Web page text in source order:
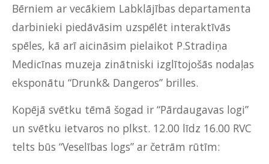
Bērniem ar vecākiem Labklājības departamenta
darbinieki piedāvāsim uzspēlēt interaktīvās
spēles, kā arī aicināsim pielaikot P.Stradiņa
Medicīnas muzeja zinātniski izglītojošās nodaļas
eksponātu “Drunk& Dangeros” brilles.
Kopējā svētku tēmā šogad ir “Pārdaugavas logi”
un svētku ietvaros no plkst. 12.00 līdz 16.00 RVC
telts būs “Veselības logs” ar četrām rūtīm: